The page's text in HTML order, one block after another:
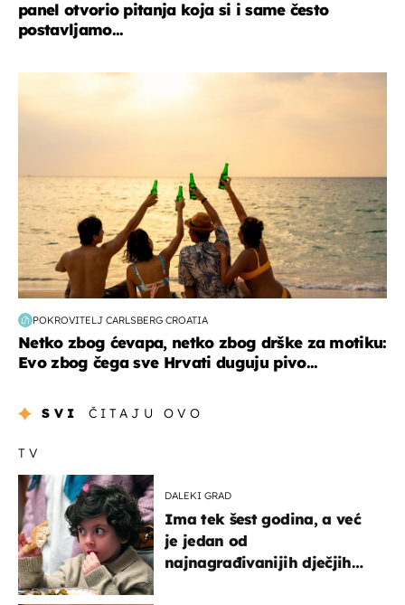
panel otvorio pitanja koja si i same često
postavljamo...
POKROVITELJ CARLSBERG CROATIA
Netko zbog ćevapa, netko zbog drške za motiku:
Evo zbog čega sve Hrvati duguju pivo...
SVI ČITAJU OVO
TV
DALEKI GRAD
Ima tek šest godina, a već
je jedan od
najnagrađivanijih dječjih